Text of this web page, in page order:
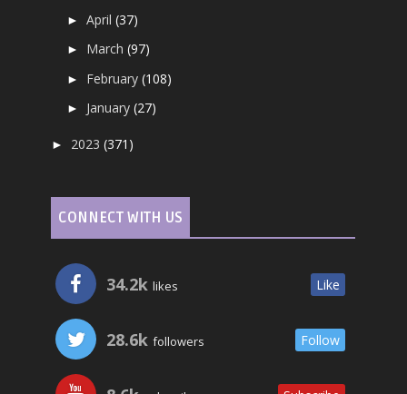
►April(37)
► March(97)
► February(108)
► January(27)
► 2023(371)
CONNECT WITH US
34.2k likes Like
28.6k followers Follow